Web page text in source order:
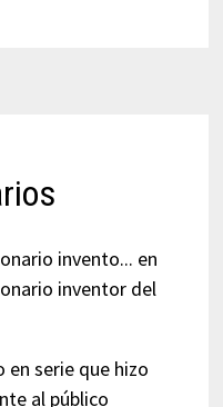
invento... en
inventor del
en serie que hizo
al público